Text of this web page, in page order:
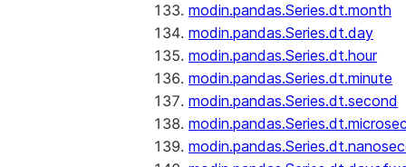
modin.pandas.Series.dt.month
modin.pandas.Series.dt.day
modin.pandas.Series.dt.hour
modin.pandas.Series.dt.minute
modin.pandas.Series.dt.second